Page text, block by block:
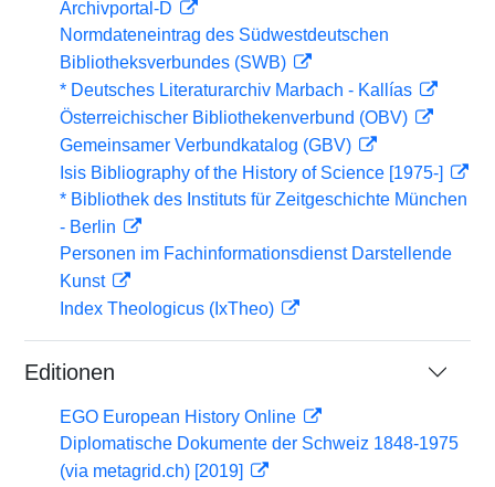
Archivportal-D
Normdateneintrag des Südwestdeutschen
Bibliotheksverbundes (SWB)
* Deutsches Literaturarchiv Marbach - Kallías
Österreichischer Bibliothekenverbund (OBV)
Gemeinsamer Verbundkatalog (GBV)
Isis Bibliography of the History of Science [1975-]
* Bibliothek des Instituts für Zeitgeschichte München
- Berlin
Personen im Fachinformationsdienst Darstellende
Kunst
Index Theologicus (IxTheo)
Editionen
EGO European History Online
Diplomatische Dokumente der Schweiz 1848-1975
(via metagrid.ch) [2019]